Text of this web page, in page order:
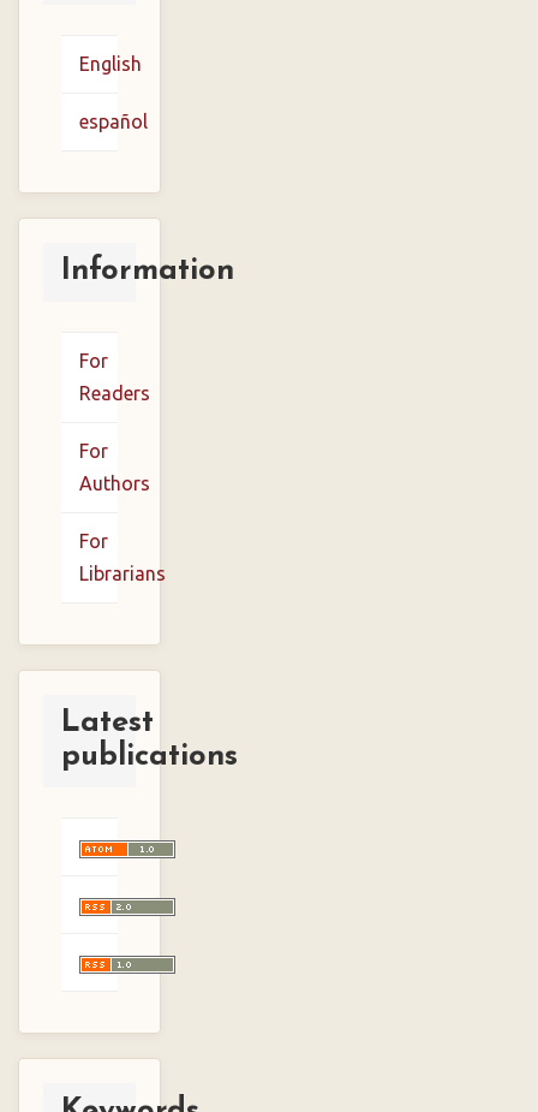
English
español
Information
For
Readers
For
Authors
For
Librarians
Latest
publications